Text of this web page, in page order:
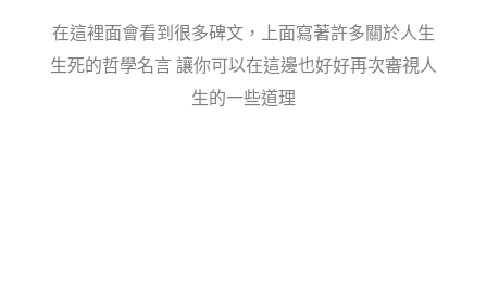
在這裡面會看到很多碑文，上面寫著許多關於人生
生死的哲學名言 讓你可以在這邊也好好再次審視人
生的一些道理